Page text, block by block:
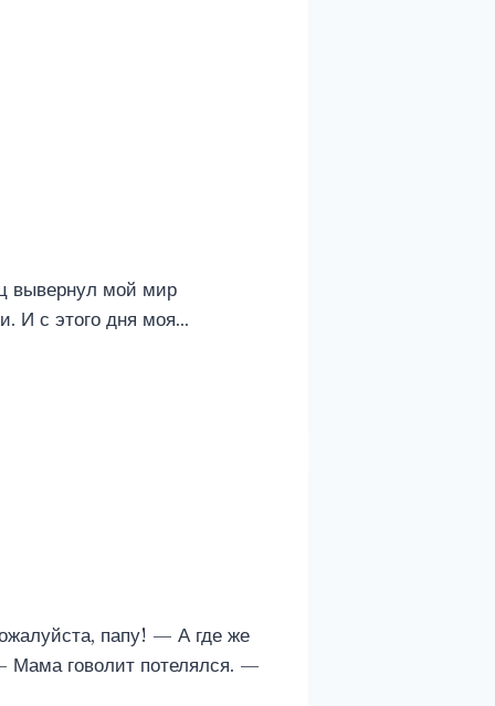
вывернул мой мир
И с этого дня моя…
папу! — А где же
Мама говолит потелялся. —